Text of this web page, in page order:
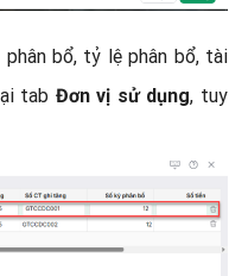
bổ, tỷ lệ phân bổ, tài
tab Đơn vị sử dụng, tuy